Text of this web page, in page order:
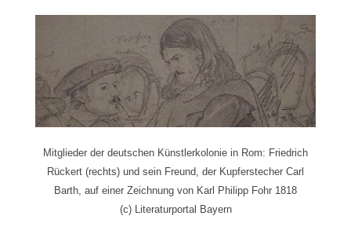
Mitglieder der deutschen Künstlerkolonie in Rom: Friedrich
Rückert (rechts) und sein Freund, der Kupferstecher Carl
Barth, auf einer Zeichnung von Karl Philipp Fohr 1818
(c) Literaturportal Bayern